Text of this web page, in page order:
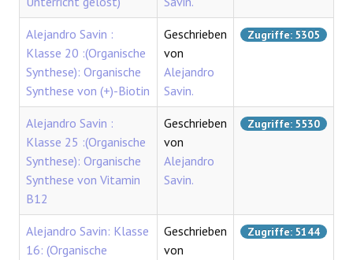
SPEKTROSKOPIE
REAKTIONEN
Alejandro Savin :
Klasse 20 :(Organische
Synthese): Organische
Synthese von (+)-Biotin
Geschrieben
von
Alejandro
Savin.
Zugriffe: 5305
Alejandro Savin :
Klasse 25 :(Organische
Synthese): Organische
Synthese von Vitamin
B12
Geschrieben
von
Alejandro
Savin.
Zugriffe: 5530
Alejandro Savin: Klasse
16: (Organische
Geschrieben
von
Zugriffe: 5144